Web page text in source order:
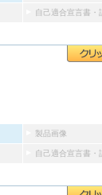
自己適合宣言書・
製品画像
自己適合宣言書・